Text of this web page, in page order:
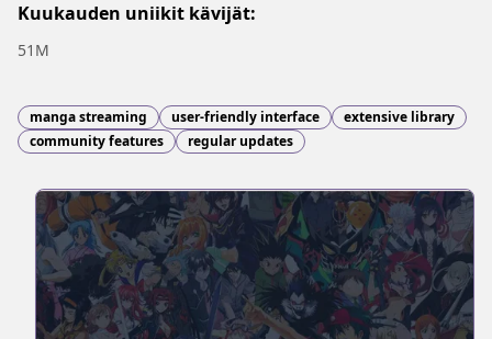
Kuukauden uniikit kävijät:
51M
manga streaming user-friendly interface
extensive library
community features
regular updates